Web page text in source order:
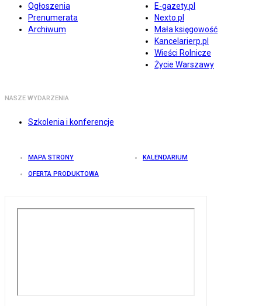
Ogłoszenia
Prenumerata
Archiwum
E-gazety.pl
Nexto.pl
Mała księgowość
Kancelarierp.pl
Wieści Rolnicze
Życie Warszawy
NASZE WYDARZENIA
Szkolenia i konferencje
MAPA STRONY KALENDARIUM
OFERTA PRODUKTOWA